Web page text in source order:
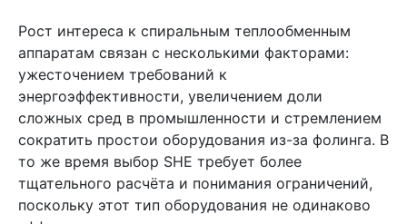
Рост интереса к спиральным теплообменным
аппаратам связан с несколькими факторами:
ужесточением требований к
энергоэффективности, увеличением доли
сложных сред в промышленности и стремлением
сократить простои оборудования из-за фолинга. В
то же время выбор SHE требует более
тщательного расчёта и понимания ограничений,
поскольку этот тип оборудования не одинаково